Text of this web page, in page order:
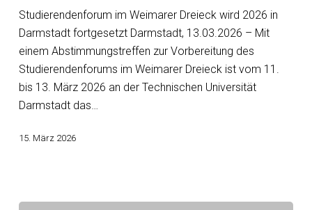
gestalten
Europas
Zukunft
Studierendenforum im Weimarer Dreieck wird 2026 in
Darmstadt fortgesetzt Darmstadt, 13.03.2026 – Mit
einem Abstimmungstreffen zur Vorbereitung des
Studierendenforums im Weimarer Dreieck ist vom 11.
bis 13. März 2026 an der Technischen Universität
Darmstadt das…
15. März 2026